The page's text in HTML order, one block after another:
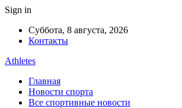
Sign in
Суббота, 8 августа, 2026
Контакты
Athletes
Главная
Новости спорта
Все спортивные новости